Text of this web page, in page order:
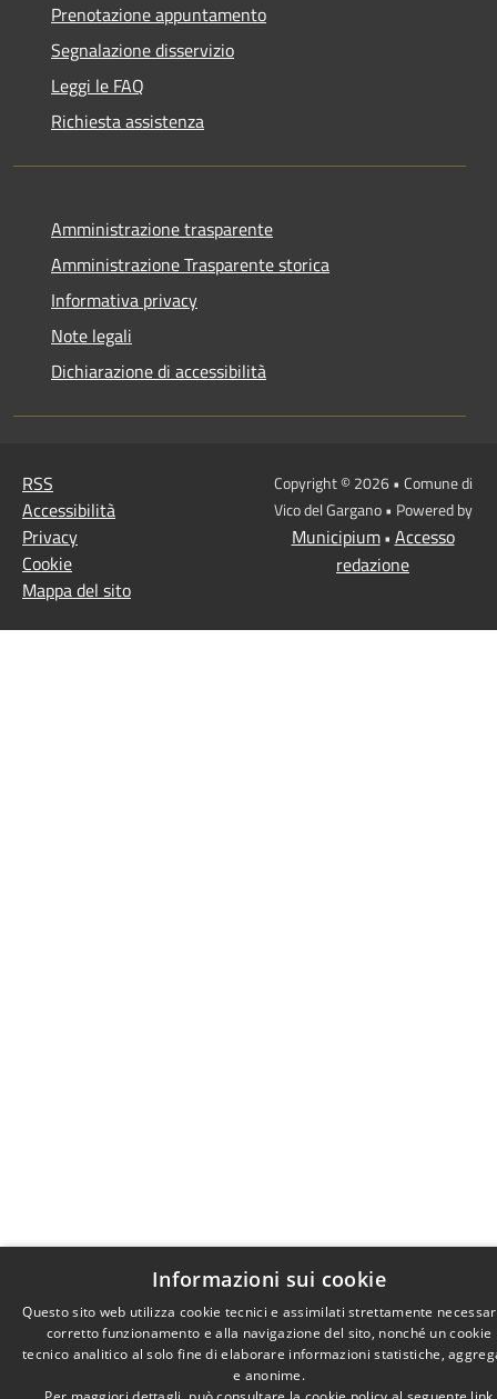
Prenotazione appuntamento
Segnalazione disservizio
Leggi le FAQ
Richiesta assistenza
Amministrazione trasparente
Amministrazione Trasparente storica
Informativa privacy
Note legali
Dichiarazione di accessibilità
RSS
Accessibilità
Privacy
Cookie
Mappa del sito
Copyright © 2026 • Comune di
Vico del Gargano • Powered by
Municipium• Accesso
redazione
Informazioni sui cookie
Questo sito web utilizza cookie tecnici e assimilati strettamente
corretto funzionamento e alla navigazione del sito, nonché un cookie
tecnico analitico al solo fine di elaborare informazioni statistiche,
e anonime.